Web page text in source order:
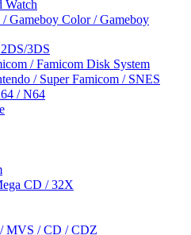
Watch
Gameboy Color / Gameboy
3DS
/ Famicom Disk System
/ Super Famicom / SNES
/ N64
CD / 32X
MVS / CD / CDZ